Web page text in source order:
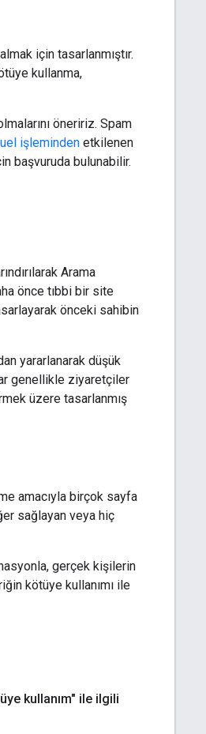
için tasarlanmıştır.
kullanma,
öneririz. Spam
işleminden etkilenen
başvuruda bulunabilir.
Arama
önce tıbbi bir site
önceki sahibin
yararlanarak düşük
genellikle ziyaretçiler
üzere tasarlanmış
amacıyla birçok sayfa
sağlayan veya hiç
gerçek kişilerin
kötüye kullanımı ile
kullanım" ile ilgili